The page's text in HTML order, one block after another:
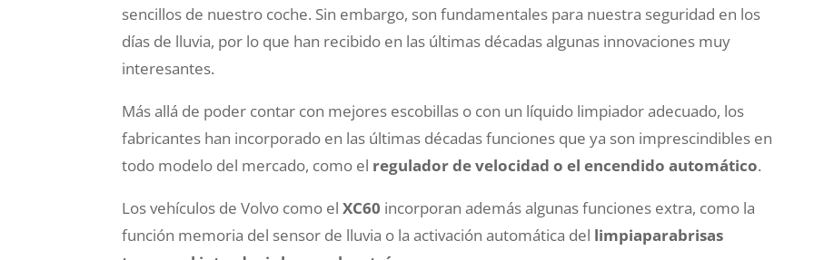
sencillos de nuestro coche. Sin embargo, son fundamentales para nuestra seguridad en los
días de lluvia, por lo que han recibido en las últimas décadas algunas innovaciones muy
interesantes.
Más allá de poder contar con mejores escobillas o con un líquido limpiador adecuado, los
fabricantes han incorporado en las últimas décadas funciones que ya son imprescindibles en
todo modelo del mercado, como el regulador de velocidad o el encendido automático.
Los vehículos de Volvo como elXC60 incorporan además algunas funciones extra, como la
función memoria del sensor de lluvia o la activación automática del limpiaparabrisas